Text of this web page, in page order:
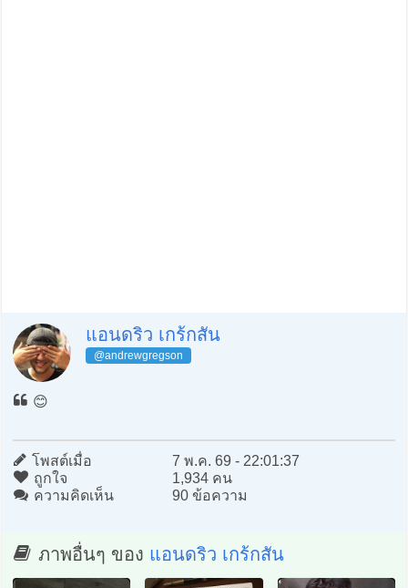
แอนดริว เกร้กสัน
@andrewgregson
😊
โพสต์เมื่อ
7 พ.ค. 69 - 22:01:37
ถูกใจ
1,934 คน
ความคิดเห็น
90 ข้อความ
ภาพอื่นๆ ของ แอนดริว เกร้กสัน